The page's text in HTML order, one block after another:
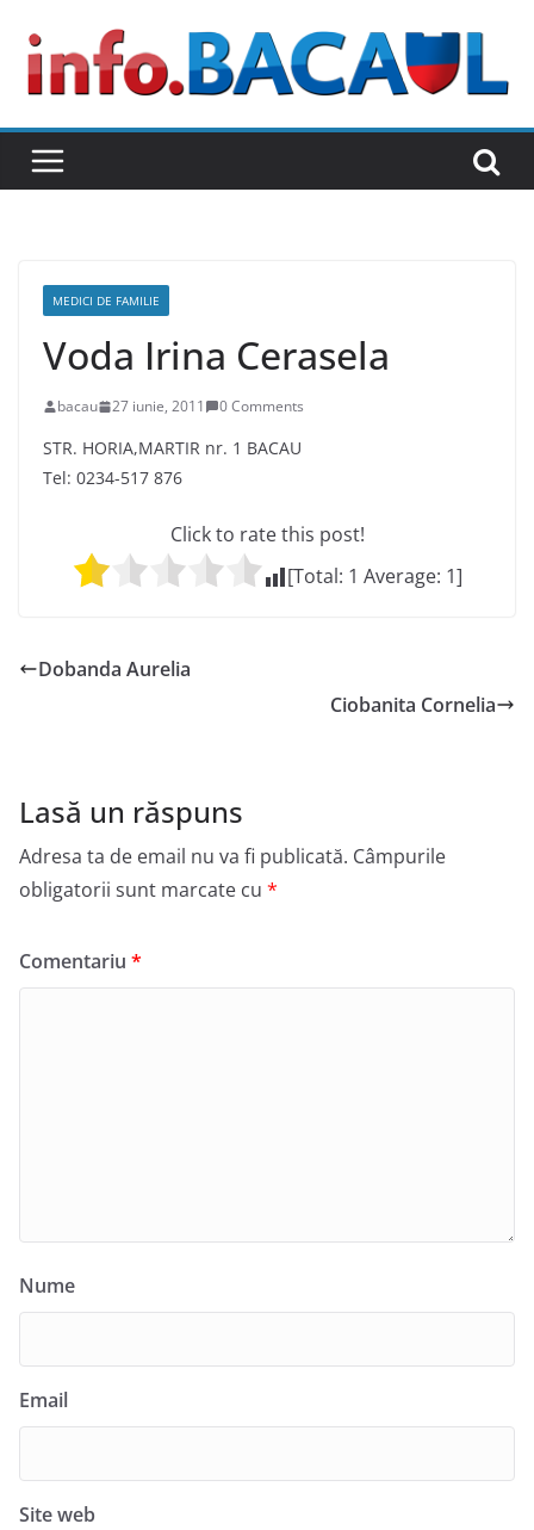
content
MEDICI DE FAMILIE
Voda Irina Cerasela
bacau 27 iunie, 2011 0 Comments
STR. HORIA,MARTIR nr. 1 BACAU
Tel: 0234-517 876
Click to rate this post!
[Total: 1 Average: 1]
Dobanda Aurelia
Ciobanita Cornelia
Lasă un răspuns
Adresa ta de email nu va fi publicată. Câmpurile
obligatorii sunt marcate cu *
Comentariu *
Nume
Email
Site web